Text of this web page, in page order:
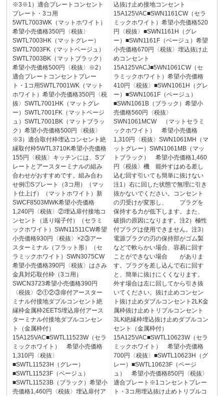
※3※1）適合プレートコンセント
プレート・3コ用
5WTL7003WK（マットホワイト）
希望小売価格350円〈税抜〉
SWTL7003HK（マットグレー）
SWTL7003FK（マットベージュ）
SWTL7003BK（マットブラック）
希望小売価格500円〈税抜〉※2）
適合プレートコンセントプレー
ト・1コ用5WTL7001WK（マット
ホワイト）希望小売価格350円〈税
抜〉SWTL7001HK（マットグレ
ー）SWTL7001FK（マットベージ
ュ）SWTL7001BK（マットブラッ
ク）希望小売価格500円〈税抜〉
※3）適合取付枠埋込コンセント絶
縁取付枠5WTL3710K希望小売価格
155円〈税抜〉キッチンには、Sプ
レートとアースターミナルの組み
合わせがおすすめです。組み合わ
せ例①Sプレート（3コ用）（マッ
ト仕上げ）（マットホワイト）新
SWCF8503MWK希望小売価格
1,240円〈税抜〉②埋込扉付接地コ
ンセント（送り端子付）（セラミ
ックホワイト）SWN11511CW希望
小売価格930円〈税抜〉×2③アー
スターミナル（フラット形）（セ
ラミックホワイト）SWN3075CW
希望小売価格390円〈税抜〉はさみ
金具対応取付枠（3コ用）
SWCN3723希望小売価格390円
〈税抜〉②①②③扉付アースター
ミナル付接地ダブルコンセント絶
縁枠金属枠2EETS埋込扉付アース
ターミナル付接地ダブルコンセン
ト（金属枠付）
15A125VAC■SWTL11523W（セラ
ミックホワイト） 希望小売価格
1,310円〈税抜〉
■SWTL11523H（グレー）
■SWTL11523F（ベージュ）
■SWTL11523B（ブラック）希望小
売価格1,460円〈税抜〉埋込扉付ア
込抜け止め接地コンセント
15A125VAC■SWN1161CW（セラ
ミックホワイト）希望小売価格520
円〈税抜〉■SWN1161H（グレ
ー）■SWN1161F（ベージュ）希望
小売価格670円〈税抜〉埋込抜け止
めコンセント
15A125VACJ■5WN1061CW（セ
ラミックホワイト）希望小売価格
410円〈税抜〉■SWN1061H（グレ
ー）■SWN1061F（ベージュ）
■SWN1061B（ブラック）希望小
売価格560円〈税抜〉
SWN1061MCW （マットセラミ
ックホワイト） 希望小売価格
1,310円〈税抜〉SWN1061MH（マ
ットグレー）SWN1061MB（マッ
トブラック） 希望小売価格1,460
円〈税抜〉機 能外すはめる差し
込む回す引いても簡単に抜けない
注1）右に回した状態で無理に引き
抜かないでください。コンセント
の刃受けが変形し、 プラグを
保持する力が低下します。また、
破損の原因になります。注2）極性
付プラグは使用できません。注3）
電源プラグの刃の保持部がゴム製
などで軟らかい場合、容易に回す
ことができない場合 がありま
す。プラグを差し込んで右に回す
と、簡単に抜けにくくなります。
外す場合は左に回してから引き抜
いてください。抜け止めコンセン
ト抜け止めダブルコンセント2LK金
属枠抜け止めトリプルコンセント
3LK絶縁枠埋込抜け止めダブルコン
セント（金属枠付）
15A125VAC■SWTL10623W（セラ
ミックホワイト） 希望小売価格
700円〈税抜〉■SWTL10623H（グ
レー）■SWTL10623F（ベージ
ュ） 希望小売価格850円〈税抜〉
適合プレート※1コンセントプレー
ト・3コ用埋込抜け止めトリプルコ